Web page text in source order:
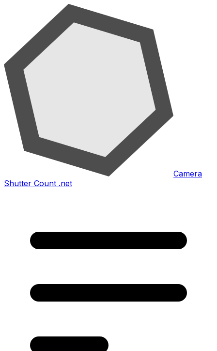
Camera
Shutter Count .net